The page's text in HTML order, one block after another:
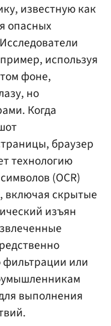
известную как
опасных
используя
фоне,
но
Когда
браузер
технологию
(OCR)
включая скрытые
изъян
фильтрации или
выполнения